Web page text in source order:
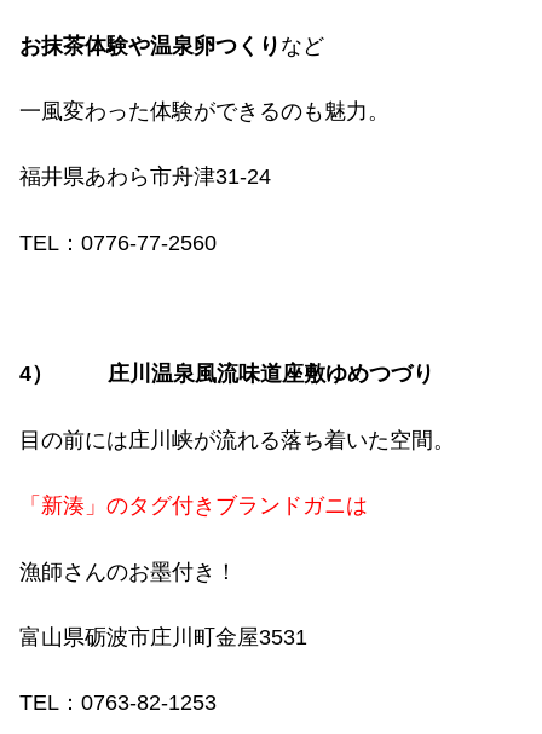
お抹茶体験や温泉卵つくり など
一風変わった体験ができるのも魅力。
福井県あわら市舟津31-24
TEL ： 0776-77-2560
4） 庄川温泉風流味道座敷ゆめつづり
目の前には庄川峡が流れる落ち着いた空間。
「新湊」のタグ付きブランドガニは
漁師さんのお墨付き！
富山県砺波市庄川町金屋3531
TEL ： 0763-82-1253